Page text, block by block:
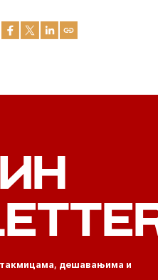
дешавањима и